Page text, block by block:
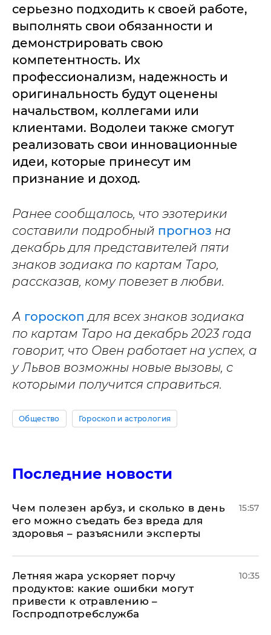
серьезно подходить к своей работе,
выполнять свои обязанности и
демонстрировать свою
компетентность. Их
профессионализм, надежность и
оригинальность будут оценены
начальством, коллегами или
клиентами. Водолеи также смогут
реализовать свои инновационные
идеи, которые принесут им
признание и доход.
Ранее сообщалось, что эзотерики
составили подробный прогноз на
декабрь для представителей пяти
знаков зодиака по картам Таро,
рассказав, кому повезет в любви.
А гороскоп для всех знаков зодиака
по картам Таро на декабрь 2023 года
говорит, что Овен работает на успех, а
у Львов возможны новые вызовы, с
которыми получится справиться.
Общество Гороскоп и астрология
Последние новости
Чем полезен арбуз, и сколько в день
его можно съедать без вреда для
здоровья – разъяснили эксперты
15:57
Летняя жара ускоряет порчу
продуктов: какие ошибки могут
привести к отравлению –
Госпродпотребслужба
10:35